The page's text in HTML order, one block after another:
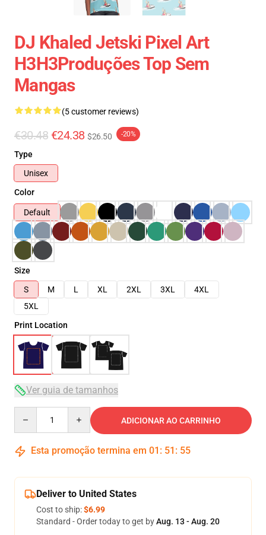
DJ Khaled Jetski Pixel Art
H3H3Produções Top Sem
Mangas
(5 customer reviews)
€30.48 €24.38 $26.50 -20%
Type
Unisex
Color
Default
Size
S
M L XL 2XL 3XL
4XL
5XL
Print Location
Ver guia de tamanhos
ADICIONAR AO CARRINHO
Esta promoção termina em 01 : 51 : 54
Deliver to United States
Cost to ship:$6.99
Standard - Order today to get byAug. 13 - Aug. 20